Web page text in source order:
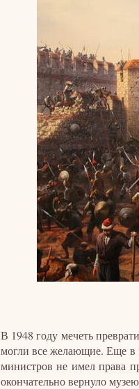
В 1948 году мечеть
могли все желающие. Еще в
министров не имел права
окончательно вернуло